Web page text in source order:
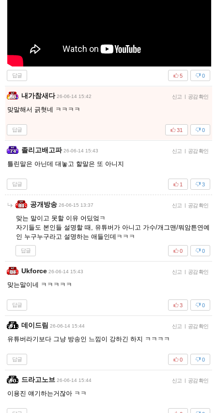
답글 0
5
내가참새다 26-06-14 15:42 신고 | 공감 확인
맞말해서 긁혓네 ㅋㅋㅋㅋ
답글 0
31
졸리고배고파 26-06-14 15:43 신고 | 공감 확인
틀린말은 아닌데 대놓고 할말은 또 아니지
답글 3
1
공개방송 26-06-15 13:37 신고 | 공감 확인
맞는 말이고 못할 이유 어딨엌ㅋ
자기들도 본인들 설명할 때, 유튜버가 아니고 가수/개그맨/뭐암튼연예
인 누구누구라고 설명하는 애들인데ㅋㅋㅋ
답글 0
0
Ukforce 26-06-14 15:43 신고 | 공감 확인
맞는말이네 ㅋㅋㅋㅋㅋ
답글 0
3
데이드림 26-06-14 15:44 신고 | 공감 확인
유튜버라기보다 그냥 방송인 느낌이 강하긴 하지 ㅋㅋㅋㅋ
답글 0
0
드라고노브 26-06-14 15:44 신고 | 공감 확인
이용진 얘기하는거잖아 ㅋㅋ